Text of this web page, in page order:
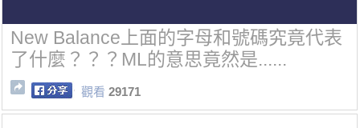
New Balance上面的字母和號碼究竟代表
了什麼？？？ML的意思竟然是......
觀看 29171